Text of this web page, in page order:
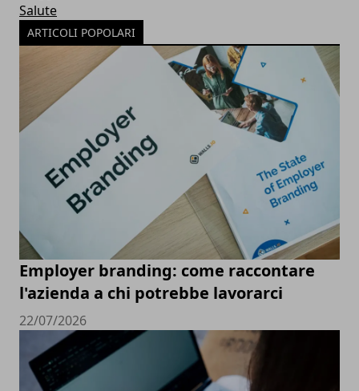
Salute
ARTICOLI POPOLARI
Employer branding: come raccontare
l'azienda a chi potrebbe lavorarci
22/07/2026